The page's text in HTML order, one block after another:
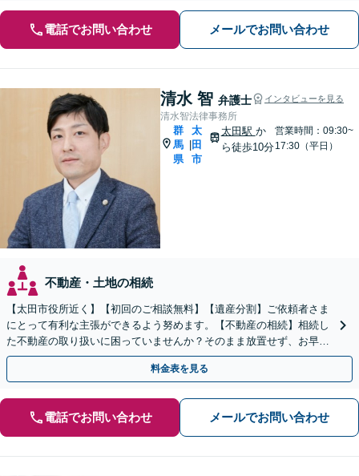
電話でお問い合わせ メールでお問い合わせ
清水 智 弁護士 インタビューを見る
清水智法律事務所
群
馬
県
太
田
市
太田駅 か
ら徒歩10分
営業時間：09:30~
17:30（平日）
不動産・土地の相続
【太田市役所近く】【初回のご相談無料】【遺産分割】ご依頼者さま
にとって有利な主張ができるよう努めます。【不動産の相続】相続し
た不動産の取り扱いに困っていませんか？そのまま放置せず、お早め
にご相談を。【休日の対応可能】
料金表を見る
電話でお問い合わせ メールでお問い合わせ